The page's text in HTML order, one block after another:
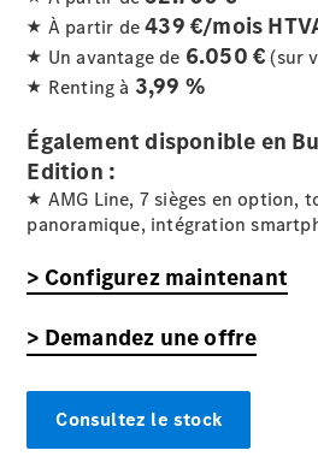
Hatchbacks
Classe A
Hatchback
Classe B
Configurateur
Voitures
neuves
rapidement
Coupé
Tous les
★ À partir de439 €/mois
★ Un avantage de 6.050 €(sur
★ Renting à 3,99 %
Également disponible en
Edition :
★ AMG Line, 7 sièges en option,
panoramique, intégration
> Configurez maintenant
> Demandez une offre
Consultez le stock